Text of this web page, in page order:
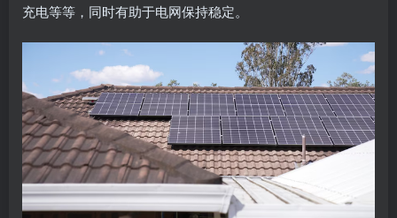
充电等等，同时有助于电网保持稳定。